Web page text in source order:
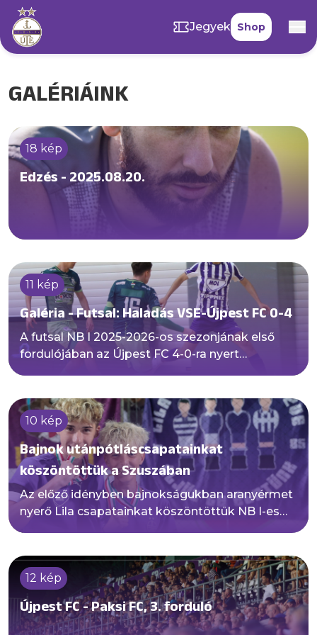
Jegyek Shop
GALÉRIÁINK
18 kép
Edzés - 2025.08.20.
11 kép
Galéria - Futsal: Haladás VSE-Újpest FC 0-4
A futsal NB I 2025-2026-os szezonjának első
fordulójában az Újpest FC 4-0-ra nyert
10 kép
Bajnok utánpótláscsapatainkat
köszöntöttük a Szuszában
Az előző idényben bajnokságukban aranyérmet
nyerő Lila csapatainkat köszöntöttük NB I-es
lányainkat, Kiss Fanni által irányított U16-os
lányainkat, Erős Ronald U17-eseit, Käfer
Zsombor U15-öseit és Privigyei Ádám U14-eseit
is köszönthették szurkolóink!
12 kép
Újpest FC - Paksi FC, 3. forduló